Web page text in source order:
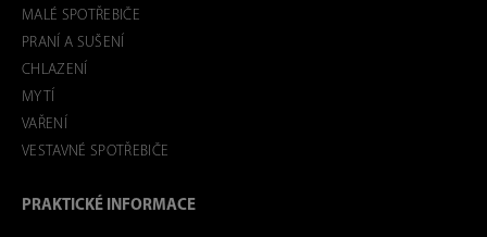
MALÉ SPOTŘEBIČE
PRANÍ A SUŠENÍ
CHLAZENÍ
MYTÍ
VAŘENÍ
VESTAVNÉ SPOTŘEBIČE
PRAKTICKÉ INFORMACE